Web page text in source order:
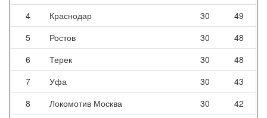
4
Краснодар 30
49
5
Ростов 30
48
6
Терек 30
48
7
Уфа 30
43
8
Локомотив Москва 30
42